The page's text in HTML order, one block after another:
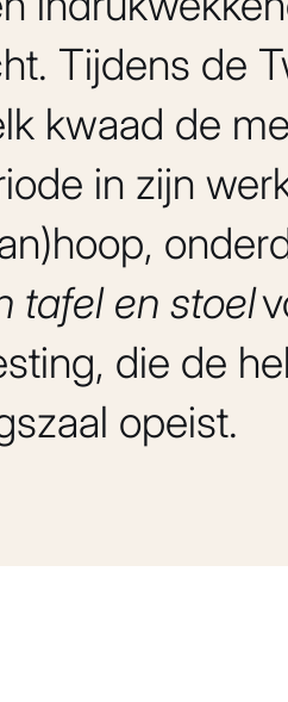
Tijdens de
kwaad de
in zijn
tafel en stoel
die de
opeist.